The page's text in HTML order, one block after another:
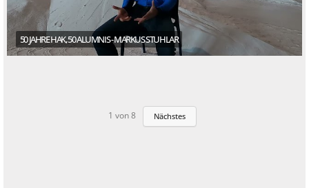
50 JAHRE HAK, 50 ALUMNIS - MARKUS STUHLAR
1 von 8 Nächstes